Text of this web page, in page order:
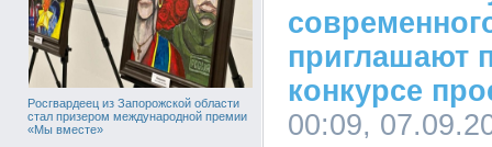
Росгвардеец из Запорожской области
стал призером международной премии
«Мы вместе»
приглашают
конкурсе
00:09,